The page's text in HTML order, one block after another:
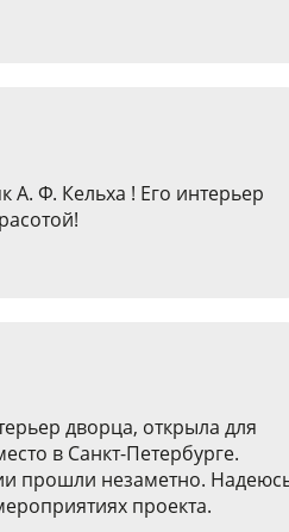
А. Ф. Кельха ! Его интерьер
дворца, открыла для
в Санкт-Петербурге.
прошли незаметно.
проекта.